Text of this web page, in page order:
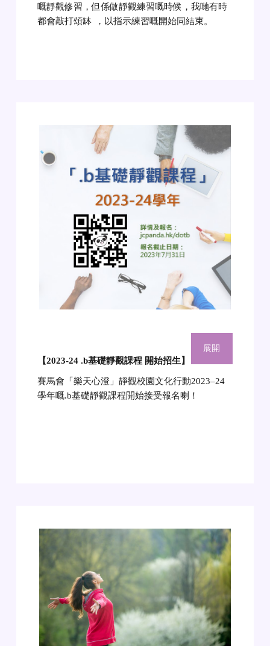
嘅靜觀修習，但係做靜觀練習嘅時候，我哋有時
都會敲打頌缽
，以指示練習嘅開始同結束。
【2023-24 .b基礎靜觀課程 開始招生】
賽馬會「樂天心澄」靜觀校園文化行動2023–24
學年嘅.b基礎靜觀課程開始接受報名喇！
展開